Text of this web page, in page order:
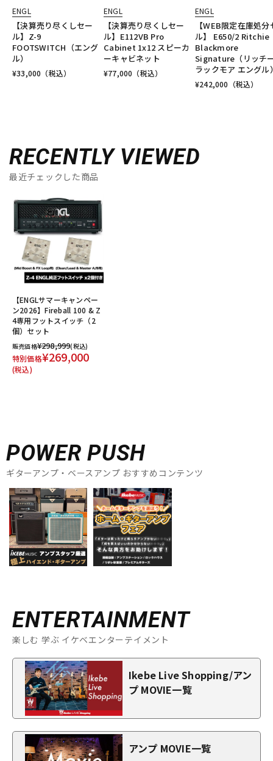
ENGL
【決算売り尽くしセー
ル】Z-9
FOOTSWITCH（エング
ル）
¥33,000 （税込）
ENGL
【決算売り尽くしセー
ル】E112VB Pro
Cabinet 1x12 スピーカ
ーキャビネット
¥77,000 （税込）
ENGL
【WEB限定在庫処分
ル】 E650/2 Ritchie
Blackmore
Signature（リッチ
ラックモア エングル
¥242,000 （税込）
RECENTLY VIEWED
最近チェックした商品
【ENGLサマーキャンペー
ン2026】Fireball 100 & Z
4専用フットスイッチ（2
個）セット
販売価格¥298,999(税込)
特別価格¥269,000
(税込)
POWER PUSH
ギターアンプ・ベースアンプ おすすめコンテンツ
ENTERTAINMENT
楽しむ 学ぶ イケベエンターテイメント
Ikebe Live Shopping/アン
プ MOVIE一覧
アンプ MOVIE一覧